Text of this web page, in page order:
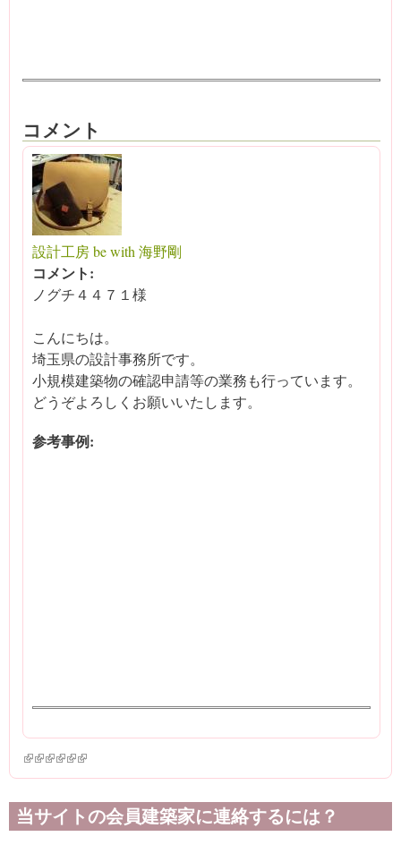
コメント
設計工房 be with 海野剛
コメント:
ノグチ４４７１様
こんにちは。
埼玉県の設計事務所です。
小規模建築物の確認申請等の業務も行っています。
どうぞよろしくお願いいたします。
参考事例:
(link is external)
(link is external)
(link is external)
(link is external)
(link is external)
(link is external)
当サイトの会員建築家に連絡するには？